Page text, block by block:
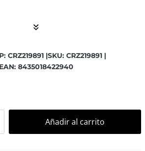
CRZ219891 |SKU: CRZ219891 |
EAN: 8435018422940
Añadir al carrito